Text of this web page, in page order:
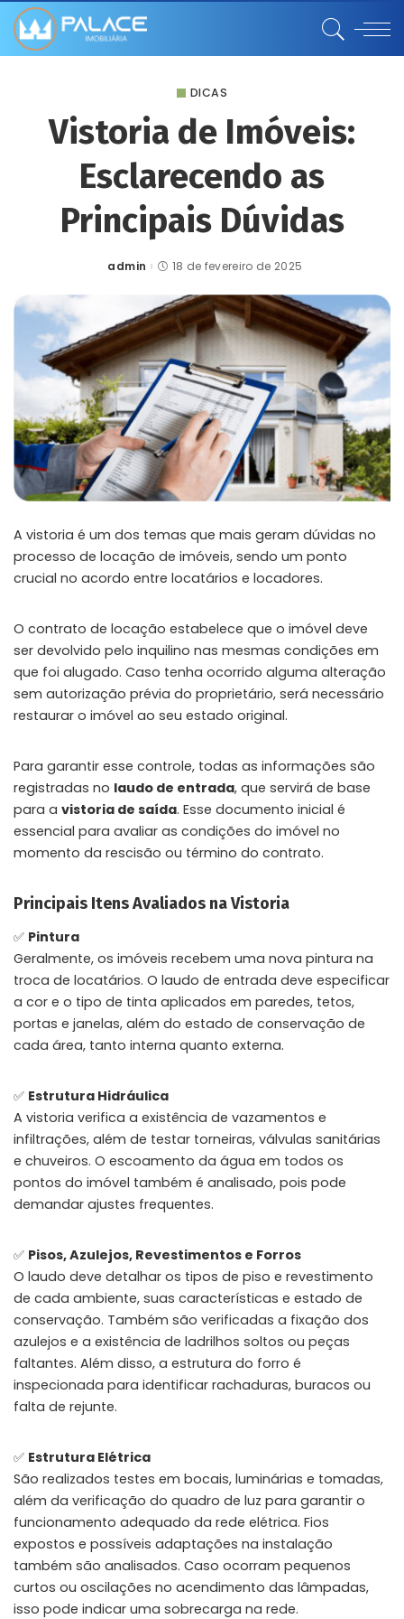
DICAS
Vistoria de Imóveis:
Esclarecendo as
Principais Dúvidas
Posted
admin 18 de fevereiro de 2025
A vistoria é um dos temas que mais geram dúvidas no
processo de locação de imóveis, sendo um ponto
crucial no acordo entre locatários e locadores.
O contrato de locação estabelece que o imóvel deve
ser devolvido pelo inquilino nas mesmas condições em
que foi alugado. Caso tenha ocorrido alguma alteração
sem autorização prévia do proprietário, será necessário
restaurar o imóvel ao seu estado original.
Para garantir esse controle, todas as informações são
registradas no laudo de entrada, que servirá de base
para a vistoria de saída. Esse documento inicial é
essencial para avaliar as condições do imóvel no
momento da rescisão ou término do contrato.
Principais Itens Avaliados na Vistoria
✅ Pintura
Geralmente, os imóveis recebem uma nova pintura na
troca de locatários. O laudo de entrada deve especificar
a cor e o tipo de tinta aplicados em paredes, tetos,
portas e janelas, além do estado de conservação de
cada área, tanto interna quanto externa.
✅ Estrutura Hidráulica
A vistoria verifica a existência de vazamentos e
infiltrações, além de testar torneiras, válvulas sanitárias
e chuveiros. O escoamento da água em todos os
pontos do imóvel também é analisado, pois pode
demandar ajustes frequentes.
✅ Pisos, Azulejos, Revestimentos e Forros
O laudo deve detalhar os tipos de piso e revestimento
de cada ambiente, suas características e estado de
conservação. Também são verificadas a fixação dos
azulejos e a existência de ladrilhos soltos ou peças
faltantes. Além disso, a estrutura do forro é
inspecionada para identificar rachaduras, buracos ou
falta de rejunte.
✅ Estrutura Elétrica
São realizados testes em bocais, luminárias e tomadas,
além da verificação do quadro de luz para garantir o
funcionamento adequado da rede elétrica. Fios
expostos e possíveis adaptações na instalação
também são analisados. Caso ocorram pequenos
curtos ou oscilações no acendimento das lâmpadas,
isso pode indicar uma sobrecarga na rede.